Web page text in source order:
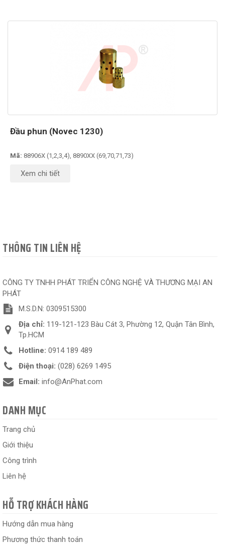
Đầu phun (Novec 1230)
Mã: 88906X (1,2,3,4), 8890XX (69,70,71,73)
Xem chi tiết
THÔNG TIN LIÊN HỆ
CÔNG TY TNHH PHÁT TRIỂN CÔNG NGHỆ VÀ THƯƠNG MẠI AN
PHÁT
M.S.D.N: 0309515300
Địa chỉ: 119-121-123 Bàu Cát 3, Phường 12, Quận Tân Bình,
Tp.HCM
Hotline: 0914 189 489
Điện thoại: (028) 6269 1495
Email: info@AnPhat.com
DANH MỤC
Trang chủ
Giới thiệu
Công trình
Liên hệ
HỖ TRỢ KHÁCH HÀNG
Hướng dẫn mua hàng
Phương thức thanh toán